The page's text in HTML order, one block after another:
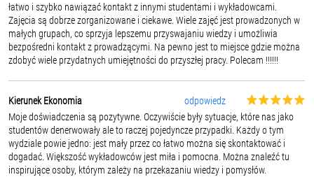
łatwo i szybko nawiązać kontakt z innymi studentami i wykładowcami.
Zajęcia są dobrze zorganizowane i ciekawe. Wiele zajęć jest prowadzonych w
małych grupach, co sprzyja lepszemu przyswajaniu wiedzy i umożliwia
bezpośredni kontakt z prowadzącymi. Na pewno jest to miejsce gdzie można
zdobyć wiele przydatnych umiejętności do przyszłej pracy. Polecam !!!!!!
Kierunek Ekonomia
odpowiedz
Moje doświadczenia są pozytywne. Oczywiście były sytuacje, które nas jako
studentów denerwowały ale to raczej pojedyncze przypadki. Każdy o tym
wydziale powie jedno: jest mały przez co łatwo można się skontaktować i
dogadać. Większość wykładowców jest miła i pomocna. Można znaleźć tu
inspirujące osoby, którym zależy na przekazaniu wiedzy i pomysłów.